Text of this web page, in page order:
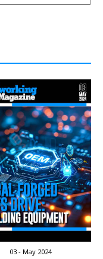
03 - May 2024